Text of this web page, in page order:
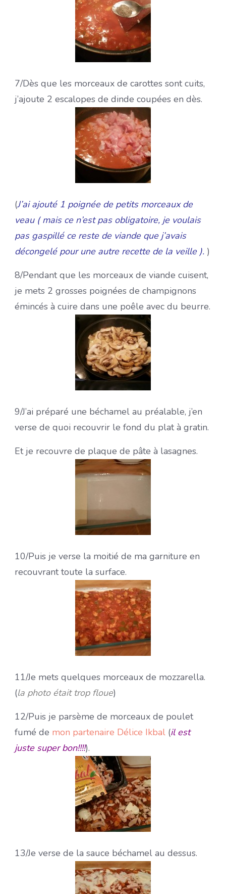
7/Dès que les morceaux de carottes sont cuits,
j’ajoute 2 escalopes de dinde coupées en dès.
(J’ai ajouté 1 poignée de petits morceaux de
veau ( mais ce n’est pas obligatoire, je voulais
pas gaspillé ce reste de viande que j’avais
décongelé pour une autre recette de la veille ). )
8/Pendant que les morceaux de viande cuisent,
je mets 2 grosses poignées de champignons
émincés à cuire dans une poêle avec du beurre.
9/J’ai préparé une béchamel au préalable, j’en
verse de quoi recouvrir le fond du plat à gratin.
Et je recouvre de plaque de pâte à lasagnes.
10/Puis je verse la moitié de ma garniture en
recouvrant toute la surface.
11/Je mets quelques morceaux de mozzarella.
(la photo était trop floue)
12/Puis je parsème de morceaux de poulet
fumé de mon partenaire Délice Ikbal (il est
juste super bon!!!!).
13/Je verse de la sauce béchamel au dessus.